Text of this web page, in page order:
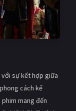
sự kết hợp giữa
cách kể
mang đến